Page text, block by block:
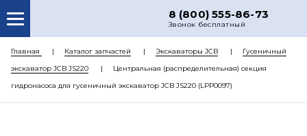
8 (800) 555-86-73
Звонок бесплатный
О НАС
КАТАЛОГ ЗАПЧАСТЕЙ
РЕМОНТ
Главная Каталог запчастей Экскаваторы JCB
Гусеничный
экскаватор JCB JS220
Центральная (распределительная) секция
гидронасоса для гусеничный экскаватор JCB JS220 (LPP0097)